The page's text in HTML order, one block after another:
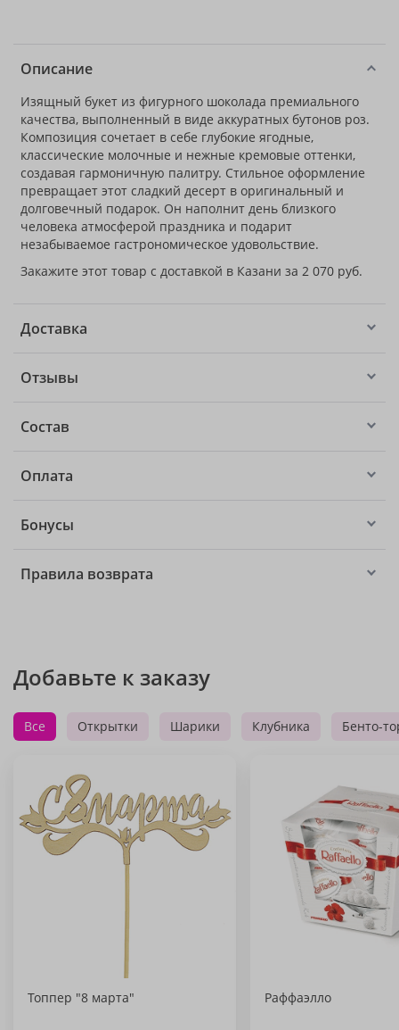
Описание
Изящный букет из фигурного шоколада премиального
качества, выполненный в виде аккуратных бутонов роз.
Композиция сочетает в себе глубокие ягодные,
классические молочные и нежные кремовые оттенки,
создавая гармоничную палитру. Стильное оформление
превращает этот сладкий десерт в оригинальный и
долговечный подарок. Он наполнит день близкого
человека атмосферой праздника и подарит
незабываемое гастрономическое удовольствие.
Закажите этот товар с доставкой в Казани за 2 070 руб.
Доставка
Отзывы
Состав
Оплата
Бонусы
Правила возврата
Добавьте к заказу
Все Открытки Шарики Клубника Бенто-
Топпер "8 марта" Раффаэлло